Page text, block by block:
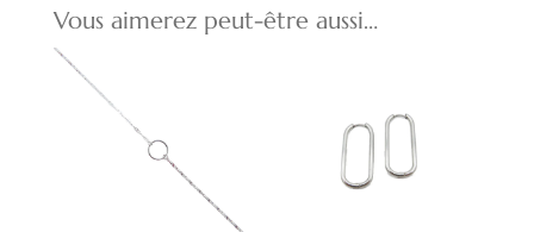
Vous aimerez peut-être aussi…